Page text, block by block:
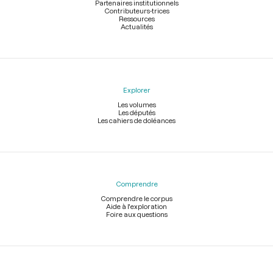
Partenaires institutionnels
Contributeurs-trices
Ressources
Actualités
Explorer
Les volumes
Les députés
Les cahiers de doléances
Comprendre
Comprendre le corpus
Aide à l'exploration
Foire aux questions